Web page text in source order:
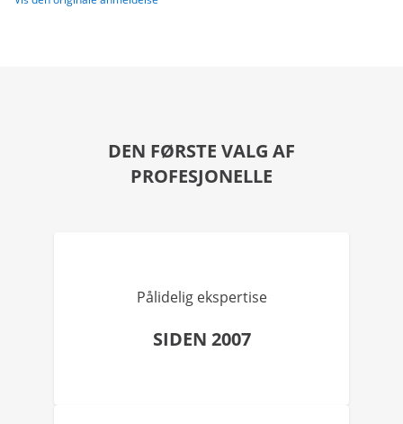
DEN FØRSTE VALG AF
PROFESJONELLE
Pålidelig ekspertise
SIDEN 2007